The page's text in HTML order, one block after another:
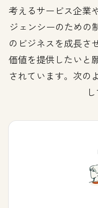
考えるサービス企業
ジェンシーのための
のビジネスを成長さ
価値を提供したいと
されています。次の